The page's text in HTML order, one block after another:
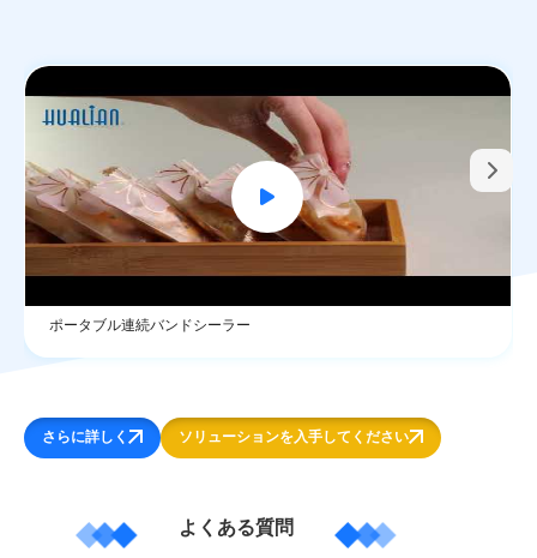
ポータブル連続バンドシーラー
さらに詳しく ソリューションを入手してください
よくある質問